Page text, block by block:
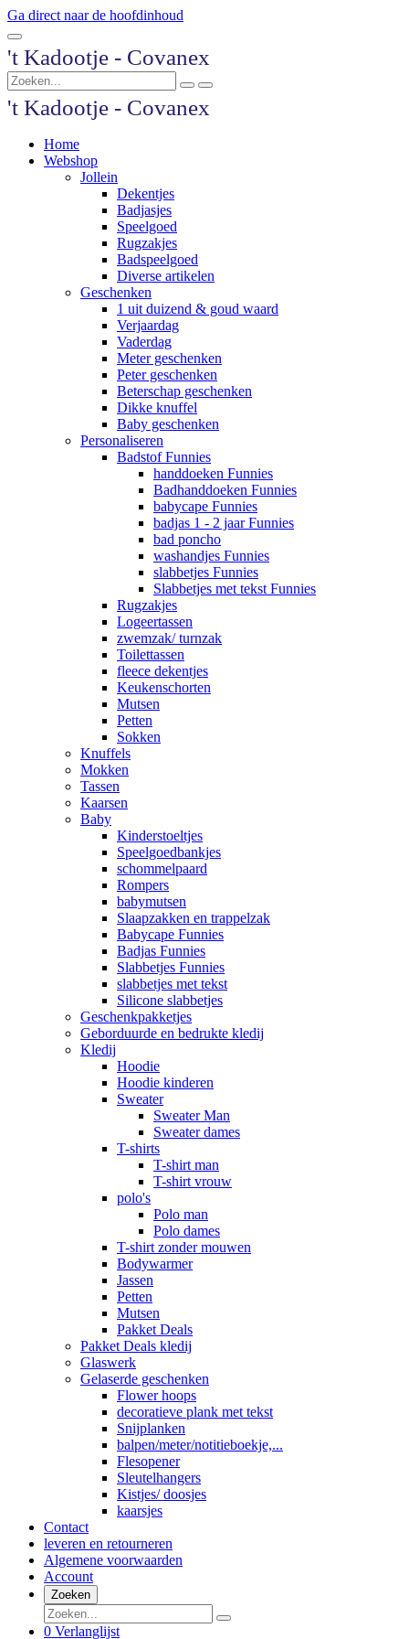
Ga direct naar de hoofdinhoud
't Kadootje - Covanex
't Kadootje - Covanex
Home
Webshop
Jollein
Dekentjes
Badjasjes
Speelgoed
Rugzakjes
Badspeelgoed
Diverse artikelen
Geschenken
1 uit duizend & goud waard
Verjaardag
Vaderdag
Meter geschenken
Peter geschenken
Beterschap geschenken
Dikke knuffel
Baby geschenken
Personaliseren
Badstof Funnies
handdoeken Funnies
Badhanddoeken Funnies
babycape Funnies
badjas 1 - 2 jaar Funnies
bad poncho
washandjes Funnies
slabbetjes Funnies
Slabbetjes met tekst Funnies
Rugzakjes
Logeertassen
zwemzak/ turnzak
Toilettassen
fleece dekentjes
Keukenschorten
Mutsen
Petten
Sokken
Knuffels
Mokken
Tassen
Kaarsen
Baby
Kinderstoeltjes
Speelgoedbankjes
schommelpaard
Rompers
babymutsen
Slaapzakken en trappelzak
Babycape Funnies
Badjas Funnies
Slabbetjes Funnies
slabbetjes met tekst
Silicone slabbetjes
Geschenkpakketjes
Geborduurde en bedrukte kledij
Kledij
Hoodie
Hoodie kinderen
Sweater
Sweater Man
Sweater dames
T-shirts
T-shirt man
T-shirt vrouw
polo's
Polo man
Polo dames
T-shirt zonder mouwen
Bodywarmer
Jassen
Petten
Mutsen
Pakket Deals
Pakket Deals kledij
Glaswerk
Gelaserde geschenken
Flower hoops
decoratieve plank met tekst
Snijplanken
balpen/meter/notitieboekje,...
Flesopener
Sleutelhangers
Kistjes/ doosjes
kaarsjes
Contact
leveren en retourneren
Algemene voorwaarden
Account
Zoeken
0 Verlanglijst